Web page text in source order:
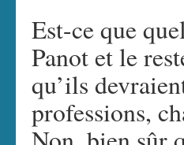
Est-ce que
Panot et le
qu’ils
professions,